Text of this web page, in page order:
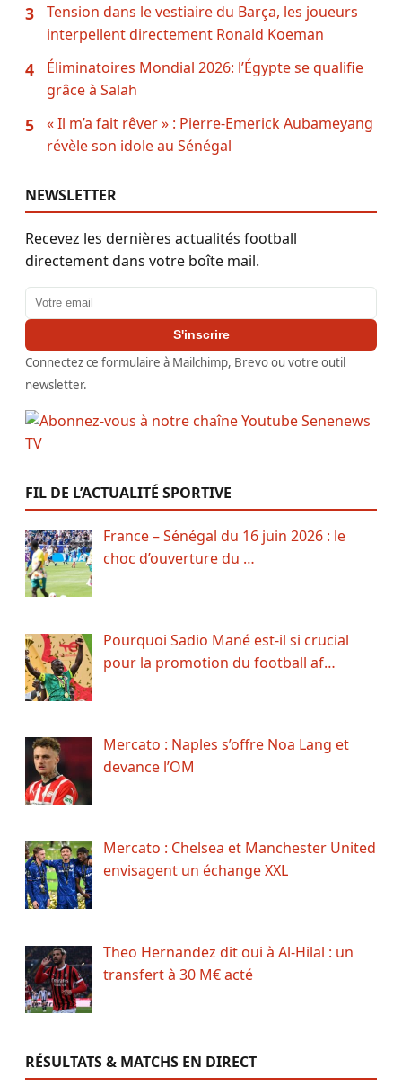
3
Tension dans le vestiaire du Barça, les joueurs
interpellent directement Ronald Koeman
4
Éliminatoires Mondial 2026: l’Égypte se qualifie
grâce à Salah
5
« Il m’a fait rêver » : Pierre-Emerick Aubameyang
révèle son idole au Sénégal
NEWSLETTER
Recevez les dernières actualités football
directement dans votre boîte mail.
Adresse email
S'inscrire
Connectez ce formulaire à Mailchimp, Brevo ou votre outil
newsletter.
FIL DE L’ACTUALITÉ SPORTIVE
France – Sénégal du 16 juin 2026 : le
choc d’ouverture du …
Pourquoi Sadio Mané est-il si crucial
pour la promotion du football af…
Mercato : Naples s’offre Noa Lang et
devance l’OM
Mercato : Chelsea et Manchester United
envisagent un échange XXL
Theo Hernandez dit oui à Al-Hilal : un
transfert à 30 M€ acté
RÉSULTATS & MATCHS EN DIRECT